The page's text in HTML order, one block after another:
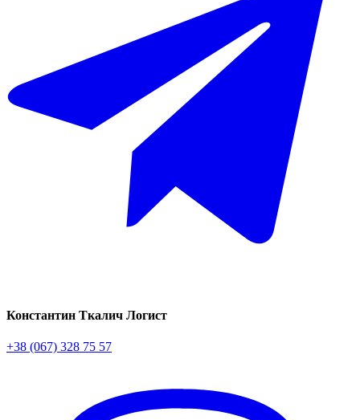
Константин Ткалич Логист
+38 (067) 328 75 57